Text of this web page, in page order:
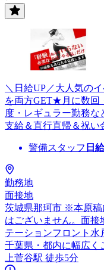
＼日給UP／大人気の
を両方GET★月に数回
度・レギュラー勤務
支給＆直行直帰＆祝い
警備スタッフ 日給
勤務地
面接地
茨城県那珂市 ※本原稿
はございません。面
テーションフロント水
千葉県・都内に幅広く
上菅谷駅 徒歩5分